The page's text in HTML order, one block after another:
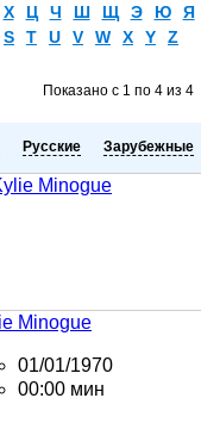
Х Ц Ч Ш Щ Э Ю
Я
S T U V W X Y Z
Показано с 1 по 4 из 4
Русские Зарубежные
Minogue
01/01/1970
00:00 мин